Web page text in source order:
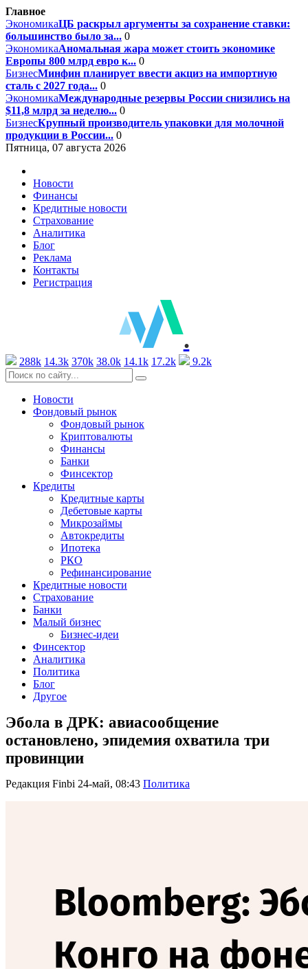
Главное
ЭкономикаЦБ раскрыл аргументы за сохранение ставки:
большинство было за... 0
ЭкономикаАномальная жара может стоить экономике
Европы 800 млрд евро к... 0
БизнесМинфин планирует ввести акциз на импортную
сталь с 2027 года... 0
ЭкономикаМеждународные резервы России снизились на
$11,8 млрд за неделю... 0
БизнесКрупный производитель упаковки для молочной
продукции в России... 0
Пятница, 07 августа 2026
Новости
Финансы
Кредитные новости
Страхование
Аналитика
Блог
Реклама
Контакты
Регистрация
.
288k 14.3k 370k 38.0k 14.1k 17.2k 9.2k
Новости
Фондовый рынок
Фондовый рынок
Криптовалюты
Финансы
Банки
Финсектор
Кредиты
Кредитные карты
Дебетовые карты
Микрозаймы
Автокредиты
Ипотека
РКО
Рефинансирование
Кредитные новости
Страхование
Банки
Малый бизнес
Бизнес-идеи
Финсектор
Аналитика
Политика
Блог
Другое
Эбола в ДРК: авиасообщение
остановлено, эпидемия охватила три
провинции
Редакция Finbi 24-май, 08:43 Политика